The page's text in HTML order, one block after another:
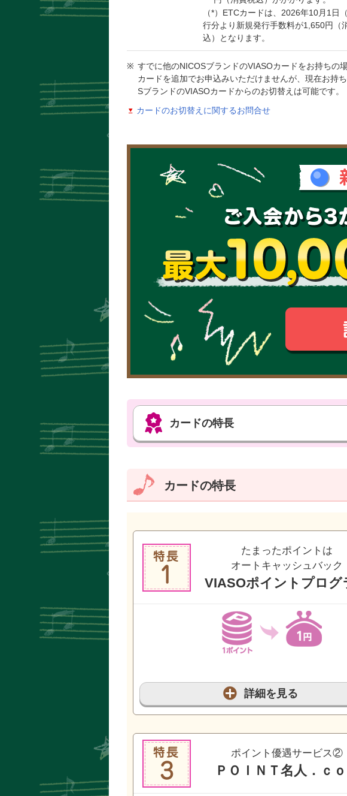
（*）ETCカードは、2026年10月1日
行分より新規発行手数料が1,650円（
込）となります。
すでに他のNICOSブランドのVIASOカードをお持ちの
カードを追加でお申込みいただけませんが、現在お持
SブランドのVIASOカードからのお切替えは可能です。
カードのお切替えに関するお問合せ
カードの特長
カードの特長
たまったポイントは
オートキャッシュバック
VIASOポイントプログ
詳細を見る
ポイント優遇サービス②
ＰＯＩＮＴ名人．ｃ